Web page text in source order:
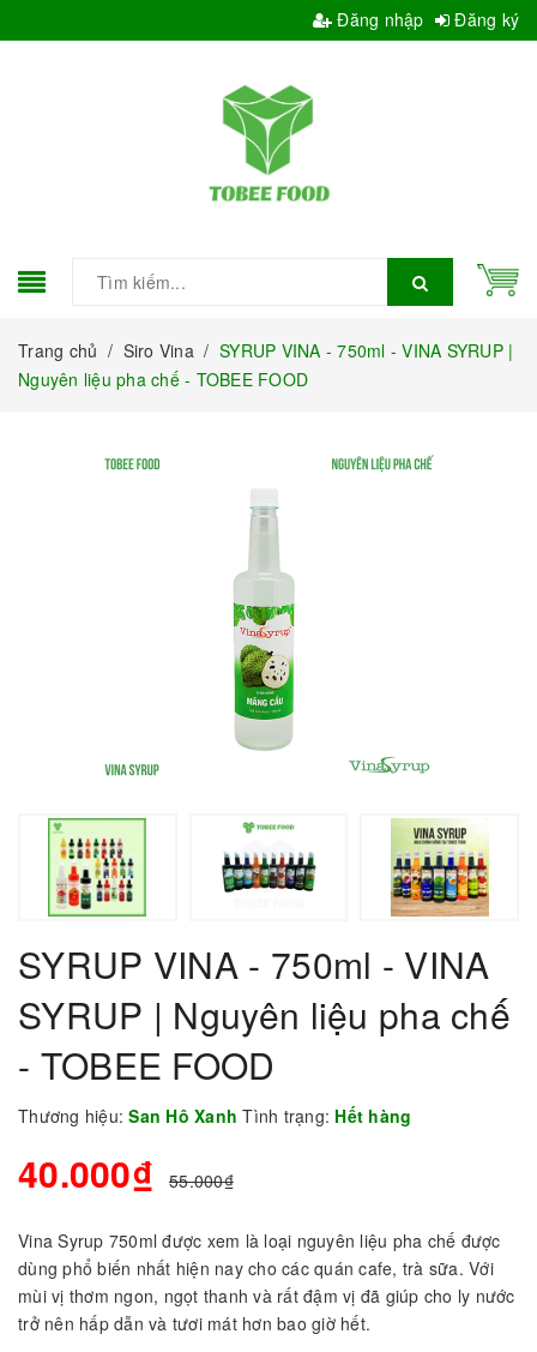
Đăng nhập Đăng ký
Trang chủ / Siro Vina / SYRUP VINA - 750ml - VINA SYRUP |
Nguyên liệu pha chế - TOBEE FOOD
SYRUP VINA - 750ml - VINA
SYRUP | Nguyên liệu pha chế
- TOBEE FOOD
Thương hiệu: San Hô XanhTình trạng: Hết hàng
40.000₫ 55.000₫
Vina Syrup 750ml được xem là loại nguyên liệu pha chế được
dùng phổ biến nhất hiện nay cho các quán cafe, trà sữa. Với
mùi vị thơm ngon, ngọt thanh và rất đậm vị đã giúp cho ly nước
trở nên hấp dẫn và tươi mát hơn bao giờ hết.